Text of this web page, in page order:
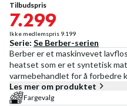
Tilbudspris
7.299
Ikke medlemspris 9.199
Serie: Se Berber-serien
Berber er et maskinvevet
heatset som er et syntetisk
varmebehandlet for å forbedre
Les mer om produktet
Fargevalg